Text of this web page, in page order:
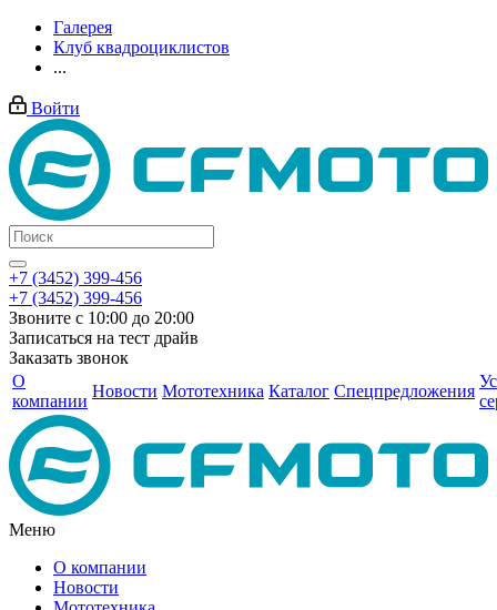
Галерея
Клуб квадроциклистов
...
Войти
+7 (3452) 399-456
+7 (3452) 399-456
Звоните с 10:00 до 20:00
Записаться на тест драйв
Заказать звонок
О
компании
Новости Мототехника Каталог Спецпредложения
Меню
О компании
Новости